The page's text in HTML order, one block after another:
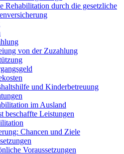
Rehabilitation durch die gesetzliche
von der Zuzahlung
und Kinderbetreuung
im Ausland
beschaffte Leistungen
Chancen und Ziele
Voraussetzungen